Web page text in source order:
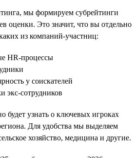
мы формируем субрейтинги
оценки. Это значит, что вы отдельно
из компаний-участниц:
HR-процессы
у соискателей
экс-сотрудников
будет узнать о ключевых игроках
Для удобства мы выделяем
хозяйство, медицина и другие.